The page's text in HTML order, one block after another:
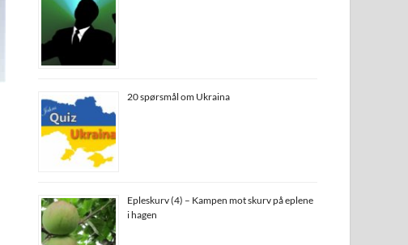
20 spørsmål om Ukraina
Epleskurv (4) – Kampen mot skurv på eplene
i hagen